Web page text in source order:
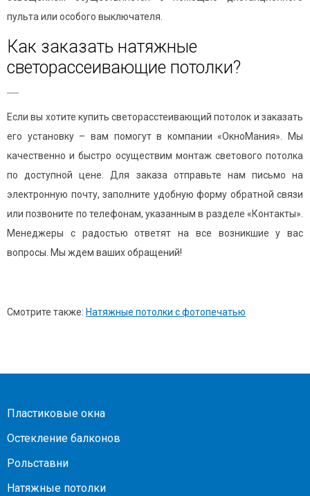
пульта или особого выключателя.
Как заказать натяжные
светорассеивающие потолки?
Если вы хотите купить светорасстеивающий потолок и заказать
его установку – вам помогут в компании «ОкноМания». Мы
качественно и быстро осуществим монтаж светового потолка
по доступной цене. Для заказа отправьте нам письмо на
электронную почту, заполните удобную форму обратной связи
или позвоните по телефонам, указанным в разделе «Контакты».
Менеджеры с радостью ответят на все возникшие у вас
вопросы. Мы ждем ваших обращений!
Смотрите также: Натяжные потолки с фотопечатью
Пластиковые окна
Остекление балконов
Рольставни
Натяжные потолки